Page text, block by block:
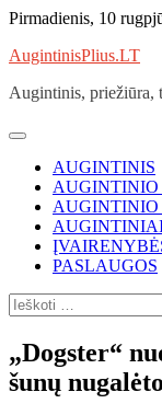
Skip
content
Pirmadienis, 10
AugintinisPlius.LT
Augintinis, priežiūra,
AUGINTINIS
AUGINTINIO
AUGINTINIO
PASLAUGOS
Ieškoti:
„Dogster“
šunų